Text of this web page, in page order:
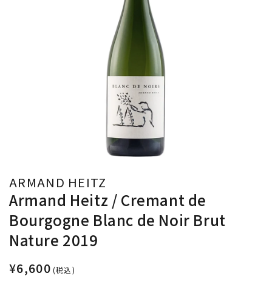
ARMAND HEITZ
Armand Heitz / Cremant de
Bourgogne Blanc de Noir Brut
Nature 2019
¥6,600 (税込)